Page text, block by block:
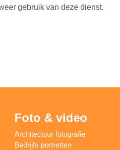
gebruik van deze dienst.
Foto & video
Architectuur fotografie
Bedrijfs portretten